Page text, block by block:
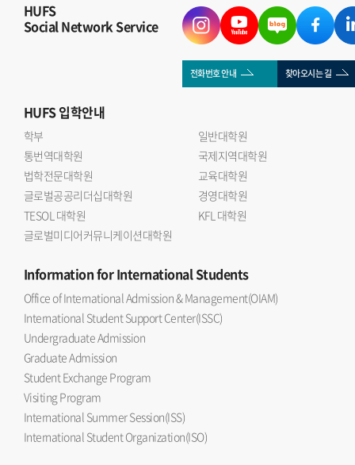
HUFS
Social Network Service
전화번호 안내 찾아오시는 길
HUFS입학안내
학부
일반대학원
통번역대학원
국제지역대학원
법학전문대학원
교육대학원
글로벌공공리더십대학원
경영대학원
TESOL 대학원
KFL 대학원
글로벌미디어커뮤니케이션대학원
Informationfor International Students
Office of International Admission & Management(OIAM)
International Student Support Center(ISSC)
Undergraduate Admission
Graduate Admission
Student Exchange Program
Visiting Program
International Summer Session(ISS)
International Student Organization(ISO)